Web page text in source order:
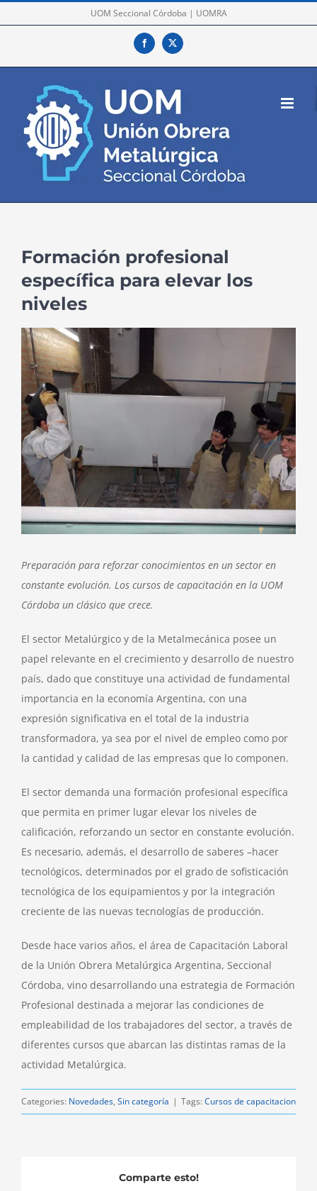
to
UOM Seccional Córdoba | UOMRA
Facebook
X
Formación profesional
específica para elevar los
niveles
View
Larger
Image
Preparación para reforzar conocimientos en un sector en
constante evolución. Los cursos de capacitación en la UOM
Córdoba un clásico que crece.
El sector Metalúrgico y de la Metalmecánica posee un
papel relevante en el crecimiento y desarrollo de nuestro
país, dado que constituye una actividad de fundamental
importancia en la economía Argentina, con una
expresión significativa en el total de la industria
transformadora, ya sea por el nivel de empleo como por
la cantidad y calidad de las empresas que lo componen.
El sector demanda una formación profesional específica
que permita en primer lugar elevar los niveles de
calificación, reforzando un sector en constante evolución.
Es necesario, además, el desarrollo de saberes –hacer
tecnológicos, determinados por el grado de sofisticación
tecnológica de los equipamientos y por la integración
creciente de las nuevas tecnologías de producción.
Desde hace varios años, el área de Capacitación Laboral
de la Unión Obrera Metalúrgica Argentina, Seccional
Córdoba, vino desarrollando una estrategia de Formación
Profesional destinada a mejorar las condiciones de
empleabilidad de los trabajadores del sector, a través de
diferentes cursos que abarcan las distintas ramas de la
actividad Metalúrgica.
Categories: Novedades, Sin categoría | Tags: Cursos de capacitacion
Comparte esto!